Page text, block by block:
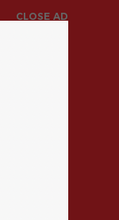
CLOSE AD